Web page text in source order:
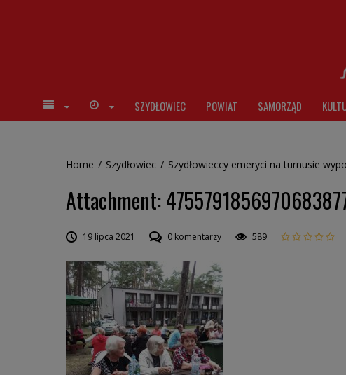
SZYDŁOWIEC POWIAT SAMORZĄD
Home / Szydłowiec / Szydłowieccy emeryci na turnusie
Attachment:
19 lipca 2021 0 komentarzy 589